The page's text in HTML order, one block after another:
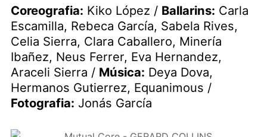
Coreografia: Kiko López / Ballarins: Carla
Escamilla, Rebeca García, Sabela Rives,
Celia Sierra, Clara Caballero, Minería
Ibañez, Neus Ferrer, Eva Hernandez,
Araceli Sierra / Música: Deya Dova,
Hermanos Gutierrez, Equanimous /
Fotografia: Jonás García